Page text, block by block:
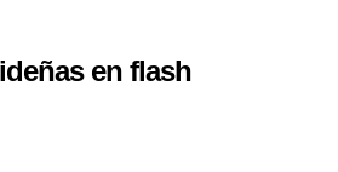
en flash